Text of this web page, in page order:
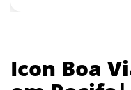
Icon Boa